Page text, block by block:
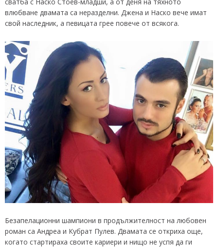
сватба с Наско Стоев-младши, а от деня на тяхното
влюбване двамата са неразделни. Джена и Наско вече имат
свой наследник, а певицата грее повече от всякога.
Безапелационни шампиони в продължителност на любовен
роман са Андреа и Кубрат Пулев. Двамата се откриха още,
когато стартираха своите кариери и нищо не успя да ги